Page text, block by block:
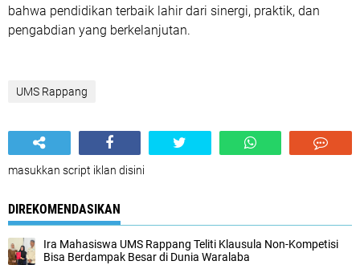
bahwa pendidikan terbaik lahir dari sinergi, praktik, dan
pengabdian yang berkelanjutan.
UMS Rappang
masukkan script iklan disini
DIREKOMENDASIKAN
Ira Mahasiswa UMS Rappang Teliti Klausula Non-Kompetisi
Bisa Berdampak Besar di Dunia Waralaba